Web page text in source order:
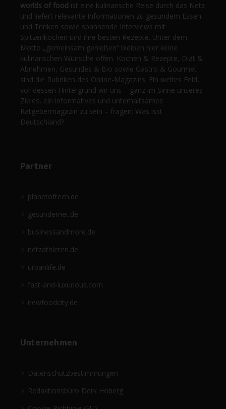
worlds of food ist eine kulinarische Reise durch das Netz
und liefert relevante Informationen zu gesundem Essen
und Trinken sowie spannende Interviews mit
Spitzenköchen und ihre besten Rezepte. Unter dem
Motto „gemeinsam genießen“ bleiben hier keine
kulinarischen Wünsche offen. Kochen & Rezepte, Diät &
Abnehmen, Gesundes & Bio sowie Gastro & Gourmet
sind die Rubriken des Online-Magazins. Ein weites Feld,
vor dessen Hintergrund wir uns – ganz im Sinne unseres
Zieles, ein informatives und unterhaltsames
Ratgebermagazin zu sein – fragen: Was isst
Deutschland?
Partner
planetoftech.de
gesündernet.de
businessandmore.de
netzathleten.de
urbanlife.de
fast-and-luxurious.com
newfoodcity.de
Unternehmen
Datenschutzbestimmungen
Redaktionsbüro Derk Hoberg